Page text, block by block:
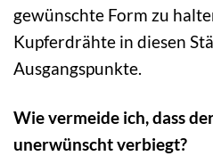
gewünschte Form zu
Kupferdrähte in diesen
Ausgangspunkte.
Wie vermeide ich, dass
unerwünscht verbiegt?